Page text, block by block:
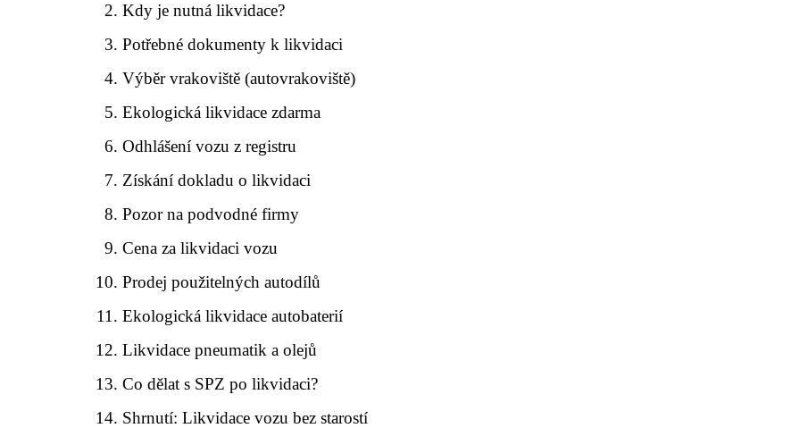
Kdy je nutná likvidace?
Potřebné dokumenty k likvidaci
Výběr vrakoviště (autovrakoviště)
Ekologická likvidace zdarma
Odhlášení vozu z registru
Získání dokladu o likvidaci
Pozor na podvodné firmy
Cena za likvidaci vozu
Prodej použitelných autodílů
Ekologická likvidace autobaterií
Likvidace pneumatik a olejů
Co dělat s SPZ po likvidaci?
Shrnutí: Likvidace vozu bez starostí